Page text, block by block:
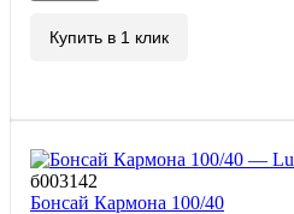
Купить в 1 клик
б003142
Бонсай Кармона 100/40